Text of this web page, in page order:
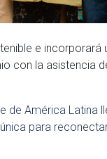
e incorporará
con la asistencia
América Latina
para